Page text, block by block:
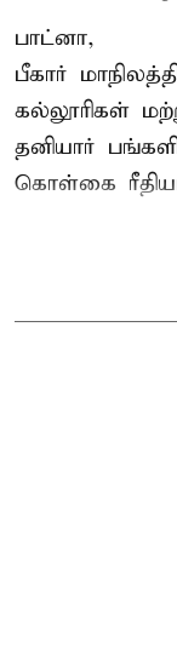
பாட்னா,
பீகார்
கல்லூரிகள்
தனியார்
கொள்கை